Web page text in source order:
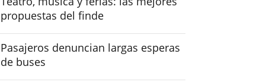
propuestas del finde
Pasajeros denuncian largas esperas
de buses